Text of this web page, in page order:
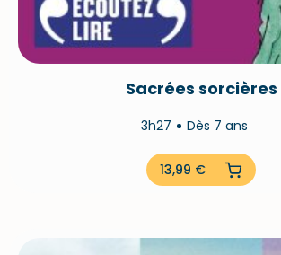
Sacrées sorcières
3h27 Dès 7 ans
13,99 €